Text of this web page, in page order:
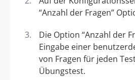
“Anzahl der Fragen”
Die Option “Anzahl der
Eingabe einer
von Fragen für jeden
Übungstest.